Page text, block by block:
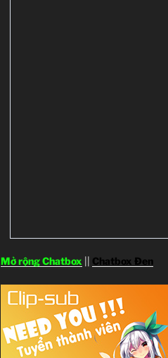
Mở rộng Chatbox Chatbox Đen